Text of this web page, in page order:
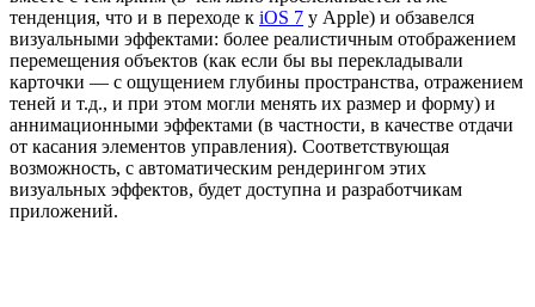
тенденция, что и в переходе к iOS 7 у Apple) и обзавелся
визуальными эффектами: более реалистичным отображением
перемещения объектов (как если бы вы перекладывали
карточки — с ощущением глубины пространства, отражением
теней и т.д., и при этом могли менять их размер и форму) и
аннимационными эффектами (в частности, в качестве отдачи
от касания элементов управления). Соответствующая
возможность, с автоматическим рендерингом этих
визуальных эффектов, будет доступна и разработчикам
приложений.